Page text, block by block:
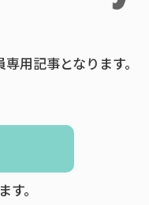
用記事となります。
す。